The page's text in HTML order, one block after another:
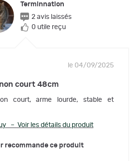
Terminnation
2 avis laissés
0 utile reçu
le 04/09/2025
court 48cm
court, arme lourde, stable et
– Voir les détails du produit
recommande ce produit